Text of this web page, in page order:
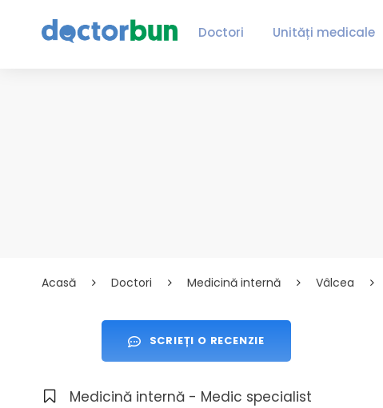
Doctori Unități medicale
Acasă Doctori Medicină internă Vâlcea
SCRIEȚI O RECENZIE
Medicină internă - Medic specialist